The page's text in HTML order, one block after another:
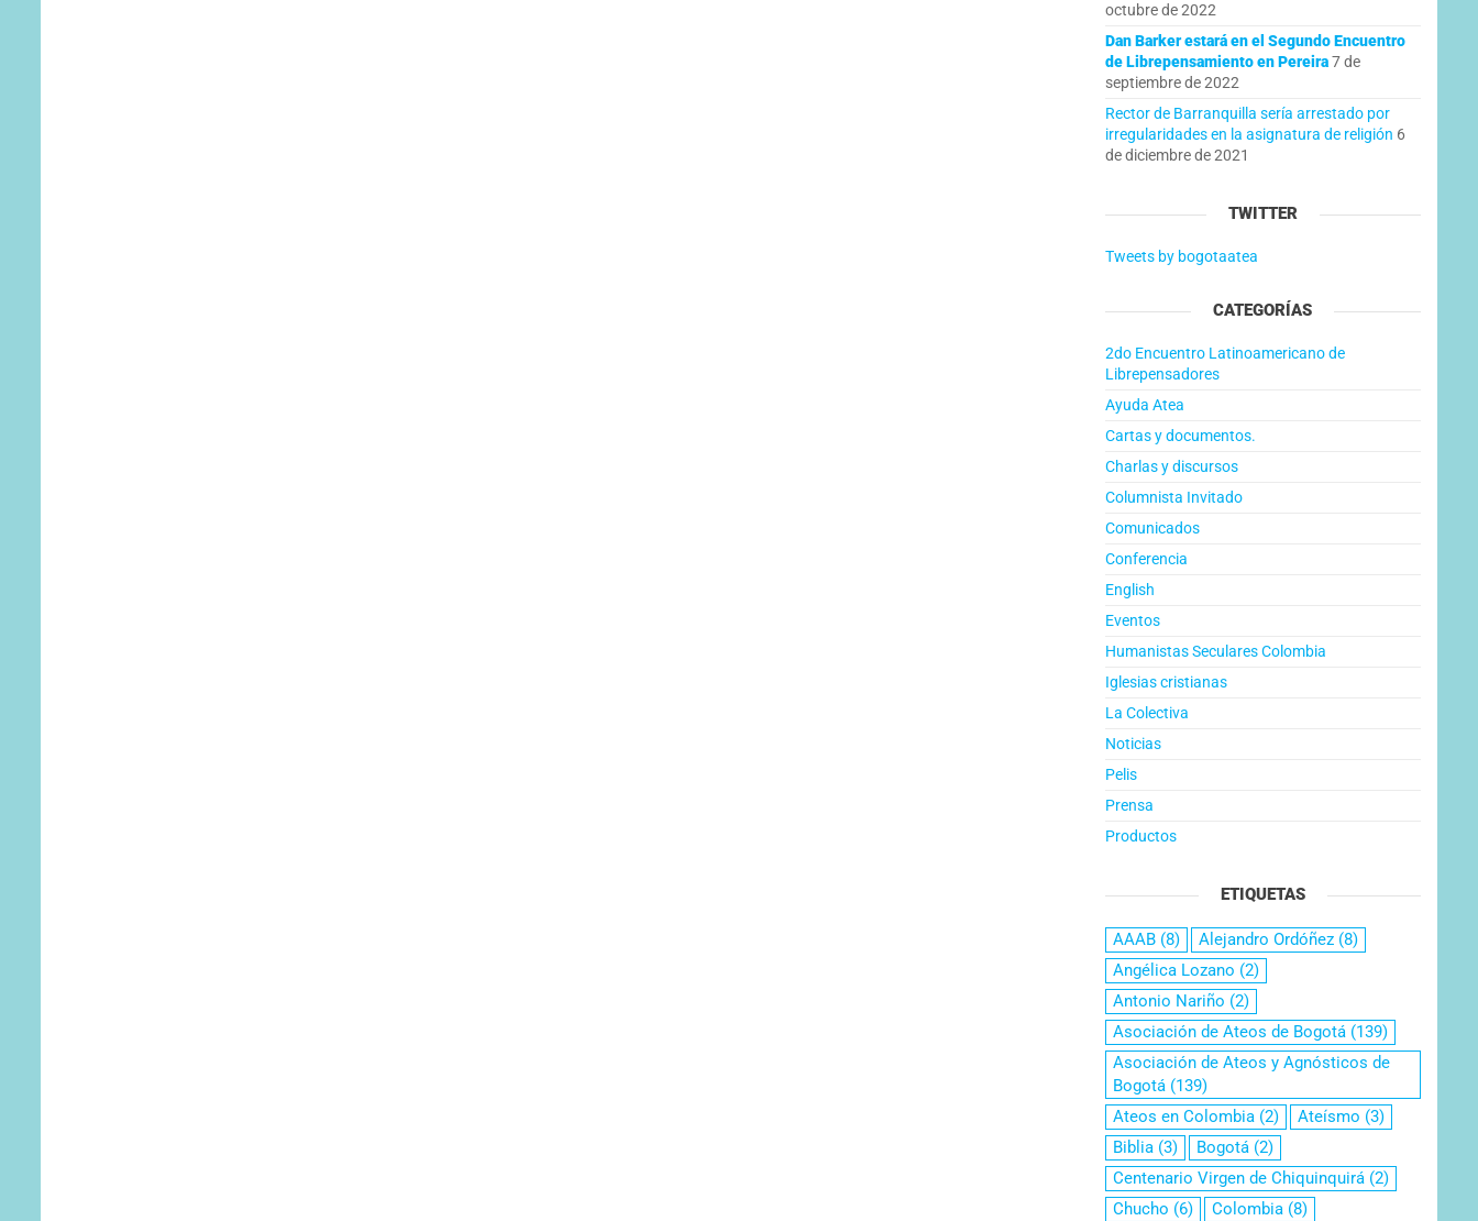
octubre de 2022
Dan Barker estará en el Segundo Encuentro
de Librepensamiento en Pereira 7 de
septiembre de 2022
Rector de Barranquilla sería arrestado por
irregularidades en la asignatura de religión 6
de diciembre de 2021
TWITTER
Tweets by bogotaatea
CATEGORÍAS
2do Encuentro Latinoamericano de
Librepensadores
Ayuda Atea
Cartas y documentos.
Charlas y discursos
Columnista Invitado
Comunicados
Conferencia
English
Eventos
Humanistas Seculares Colombia
Iglesias cristianas
La Colectiva
Noticias
Pelis
Prensa
Productos
ETIQUETAS
AAAB(8) Alejandro Ordóñez(8)
Angélica Lozano (2)
Antonio Nariño (2)
Asociación de Ateos de Bogotá(139)
Asociación de Ateos y Agnósticos de
Bogotá(139)
Ateos en Colombia(2) Ateísmo (3)
Biblia(3) Bogotá(2)
Centenario Virgen de Chiquinquirá(2)
Chucho (6) Colombia(8)